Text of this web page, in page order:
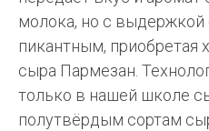
молока, но с выдержкой
пикантным, приобретая
сыра Пармезан.
только в нашей школе
полутвёрдым сортам